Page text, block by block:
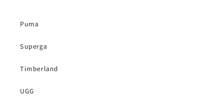
Puma
Superga
Timberland
UGG